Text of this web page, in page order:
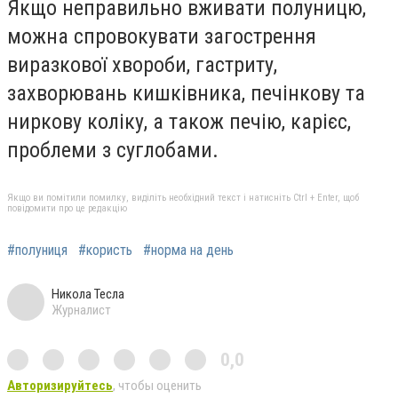
Якщо неправильно вживати полуницю,
можна спровокувати загострення
виразкової хвороби, гастриту,
захворювань кишківника, печінкову та
ниркову коліку, а також печію, карієс,
проблеми з суглобами.
Якщо ви помітили помилку, виділіть необхідний текст і натисніть Ctrl + Enter, щоб
повідомити про це редакцію
#полуниця #користь #норма на день
Никола Тесла
Журналист
0,0
Авторизируйтесь, чтобы оценить